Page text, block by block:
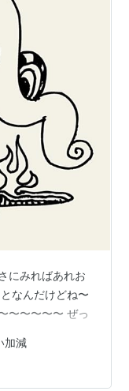
にみればあれお
なんだけどね〜
〜〜〜〜〜 ぜっ
加減